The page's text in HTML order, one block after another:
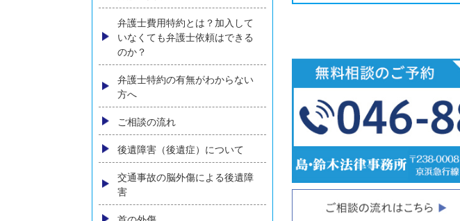
追突事故
詳細はこちら
当事務所の協力医師 三宅整形
外科小児科クリニック 様のご
紹介
弁護士との連携をご検討の皆様
事務所紹介
弁護士紹介
弁護士費用
弁護士費用特約とは？加入して